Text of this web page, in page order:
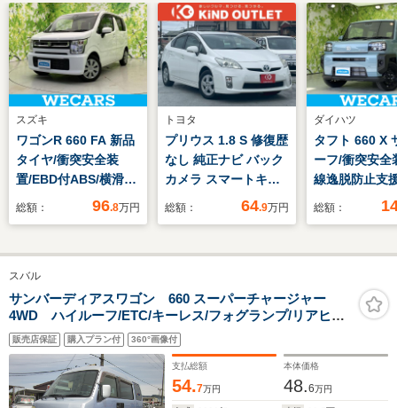
スズキ
ワゴンR 660 FA 新品
タイヤ/衝突安全装
置/EBD付ABS/横滑り
防止装置/禁煙車/エア
インドウ/キーレスエ
ントリー/パワーステ
アリング/オートライ
ト
総額： 96.8万円
トヨタ
プリウス 1.8 S 修復歴
なし 純正ナビ バック
カメラ スマートキー
プッシュスタート
バイザー ABS エアバ
タイミングチェーン
整備保証付
総額： 64.9万円
ダイハツ
タフト 660 X
ーフ/衝突安全
線逸脱防止支
ム/ヘッドラン
防止装置/アイ
アバッグ 運転
総額：
スバル
サンバーディアスワゴン 660 スーパーチャージャー
4WD ハイルーフ/ETC/キーレス/フォグランプ/リアヒー
ター/ナビテレビ/ルーエンドスポイラー/タイミングベルト
交換済み/純正アルミホイール
販売店保証 購入プラン付 360°画像付
支払総額
54.7万円
本体価格
48.6万円